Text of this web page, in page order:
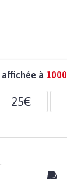
affichée à 1000
25€